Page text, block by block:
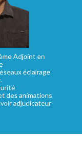
Adjoint en
éclairage
des animations
adjudicateur